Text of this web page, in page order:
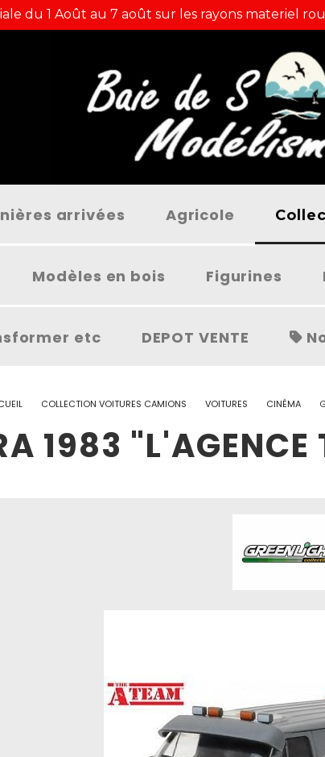
du 1 Août au 7 août sur les rayons materiel
arrivées Agricole
Modèles en bois Figurines
etc DEPOT VENTE
COLLECTION VOITURES CAMIONS VOITURES CINÉMA
1983